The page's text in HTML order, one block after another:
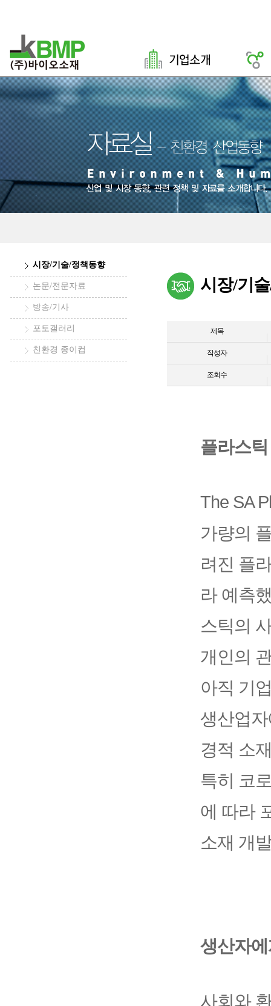
시장/기술/정책동향
논문/전문자료
방송/기사
포토갤러리
친환경 종이컵
시장/기
제목
작성자
조회수
플라스
The SA
가량의
려진 플
라 예측
스틱의
개인의
아직 기
생산업
경적 소
특히 코
에 따라
소재 개
생산자
사회와